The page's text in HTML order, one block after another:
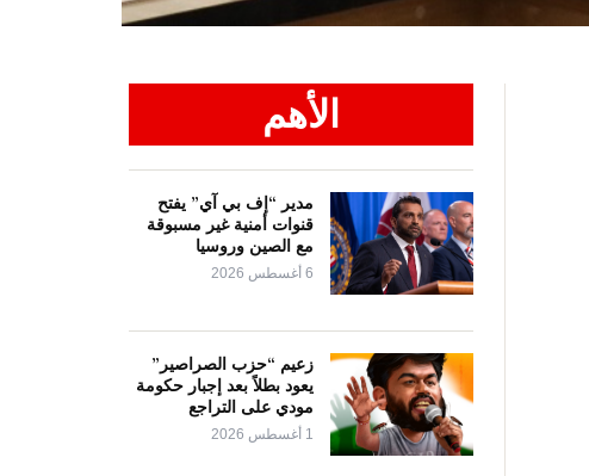
الأهم
مدير “إف بي آي” يفتح
قنوات أمنية غير مسبوقة
مع الصين وروسيا
6 أغسطس 2026
زعيم “حزب الصراصير”
يعود بطلاً بعد إجبار حكومة
مودي على التراجع
1 أغسطس 2026